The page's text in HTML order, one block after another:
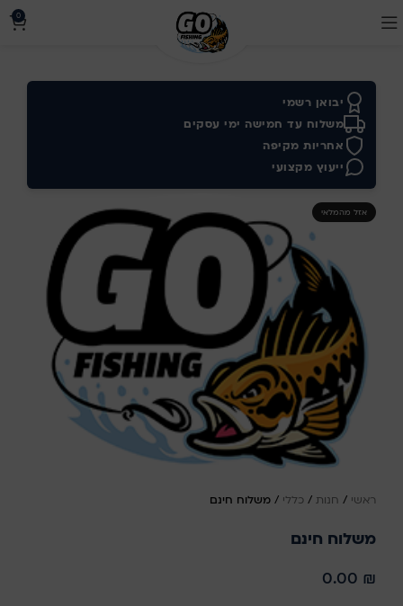
0
יבואן רשמי
משלוח עד חמישה ימי עסקים
אחריות מקיפה
ייעוץ מקצועי
אזל מהמלאי
ראשי / חנות / כללי / משלוח חינם
משלוח חינם
0.00 ₪